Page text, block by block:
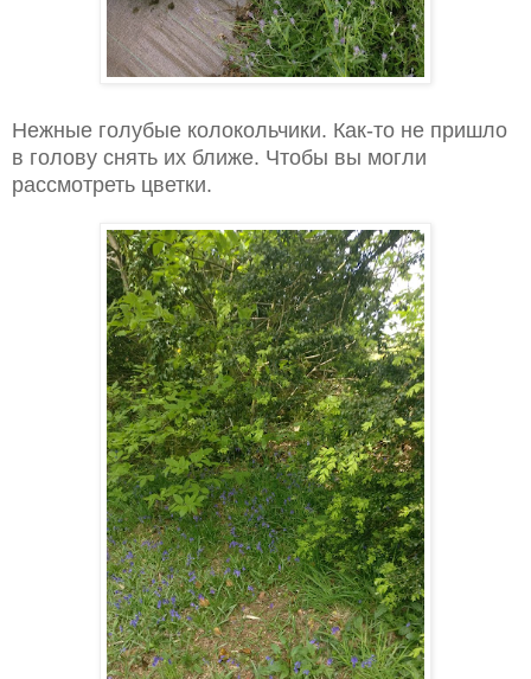
Нежные голубые колокольчики. Как-то не пришло
в голову снять их ближе. Чтобы вы могли
рассмотреть цветки.